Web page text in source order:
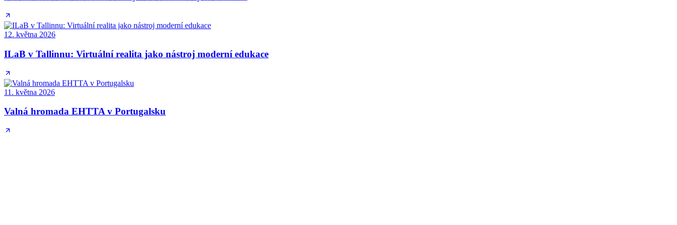
12. května 2026
ILaB v Tallinnu: Virtuální realita jako nástroj moderní edukace
11. května 2026
Valná hromada EHTTA v Portugalsku